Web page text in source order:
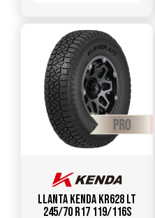
Llanta KENDA KR628 LT
245/70 R17 119/116S